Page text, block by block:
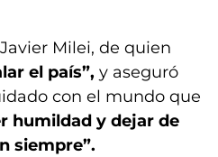
Milei, de quien
el país”, y aseguró
con el mundo que
humildad y dejar de
siempre”.